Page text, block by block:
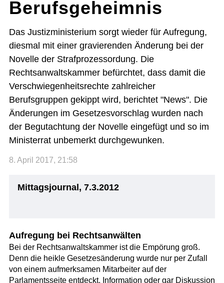
Berufsgeheimnis
Das Justizministerium sorgt wieder für Aufregung,
diesmal mit einer gravierenden Änderung bei der
Novelle der Strafprozessordung. Die
Rechtsanwaltskammer befürchtet, dass damit die
Verschwiegenheitsrechte zahlreicher
Berufsgruppen gekippt wird, berichtet "News". Die
Änderungen im Gesetzesvorschlag wurden nach
der Begutachtung der Novelle eingefügt und so im
Ministerrat unbemerkt durchgewunken.
8. April 2017, 21:58
Mittagsjournal, 7.3.2012
Aufregung bei Rechtsanwälten
Bei der Rechtsanwaltskammer ist die Empörung groß.
Denn die heikle Gesetzesänderung wurde nur per Zufall
von einem aufmerksamen Mitarbeiter auf der
Parlamentsseite entdeckt. Information oder gar Diskussion